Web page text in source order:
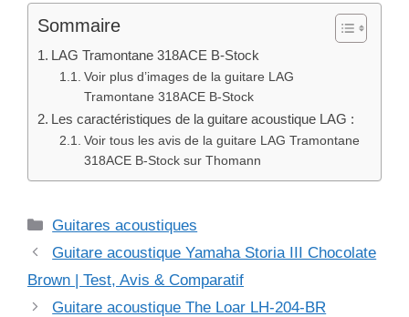
Sommaire
LAG Tramontane 318ACE B-Stock
Voir plus d’images de la guitare LAG
Tramontane 318ACE B-Stock
Les caractéristiques de la guitare acoustique LAG :
Voir tous les avis de la guitare LAG Tramontane
318ACE B-Stock sur Thomann
Catégories
Guitares acoustiques
Guitare acoustique Yamaha Storia III Chocolate
Brown | Test, Avis & Comparatif
Guitare acoustique The Loar LH-204-BR